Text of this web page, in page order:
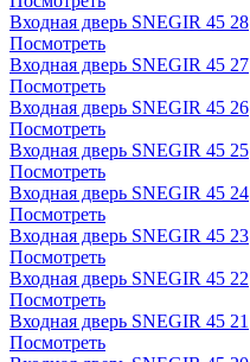
Входная дверь SNEGIR 45 28
Посмотреть
Входная дверь SNEGIR 45 27
Посмотреть
Входная дверь SNEGIR 45 26
Посмотреть
Входная дверь SNEGIR 45 25
Посмотреть
Входная дверь SNEGIR 45 24
Посмотреть
Входная дверь SNEGIR 45 23
Посмотреть
Входная дверь SNEGIR 45 22
Посмотреть
Входная дверь SNEGIR 45 21
Посмотреть